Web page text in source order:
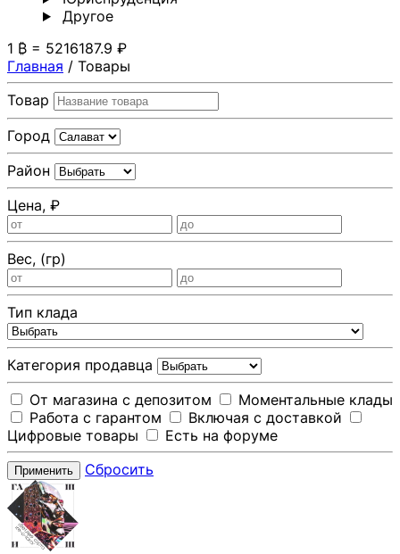
Другoе
1 ₿ = 5216187.9 ₽
Главная / Товары
Товар
Город
Район
Цена, ₽
Вес, (гр)
Тип клада
Категория продавца
От магазина с депозитом
Моментальные клады
Работа с гарантом
Включая с доставкой
Цифровые товары
Есть на форуме
Применить Сбросить